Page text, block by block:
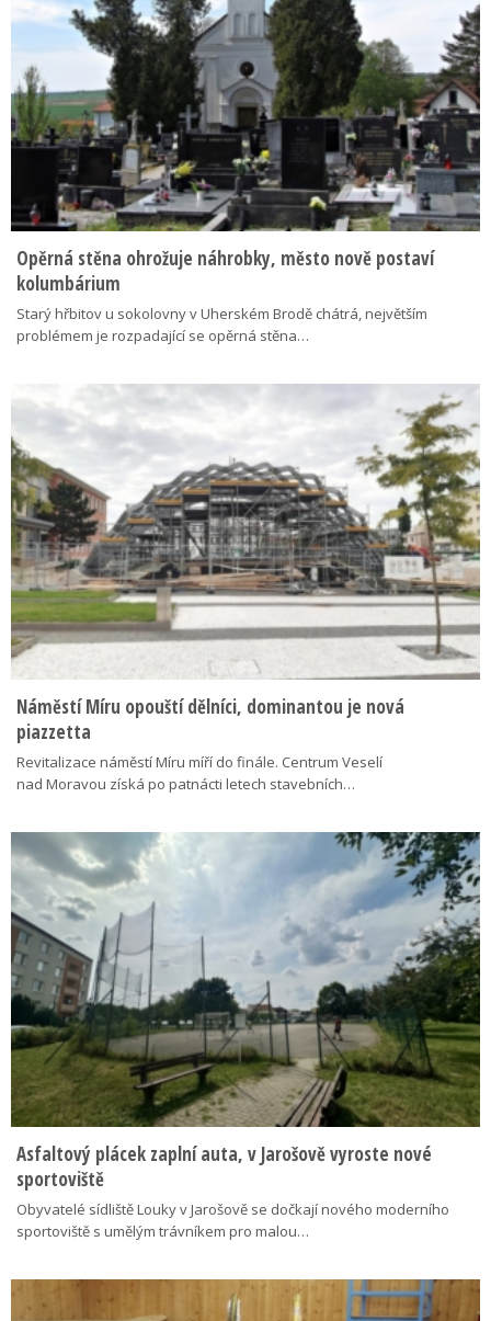
Opěrná stěna ohrožuje náhrobky, město nově postaví
kolumbárium
Starý hřbitov u sokolovny v Uherském Brodě chátrá, největším
problémem je rozpadající se opěrná stěna…
Náměstí Míru opouští dělníci, dominantou je nová
piazzetta
Revitalizace náměstí Míru míří do finále. Centrum Veselí
nad Moravou získá po patnácti letech stavebních…
Asfaltový plácek zaplní auta, v Jarošově vyroste nové
sportoviště
Obyvatelé sídliště Louky v Jarošově se dočkají nového moderního
sportoviště s umělým trávníkem pro malou…